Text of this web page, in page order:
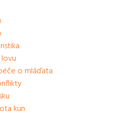
o mláďata
kun